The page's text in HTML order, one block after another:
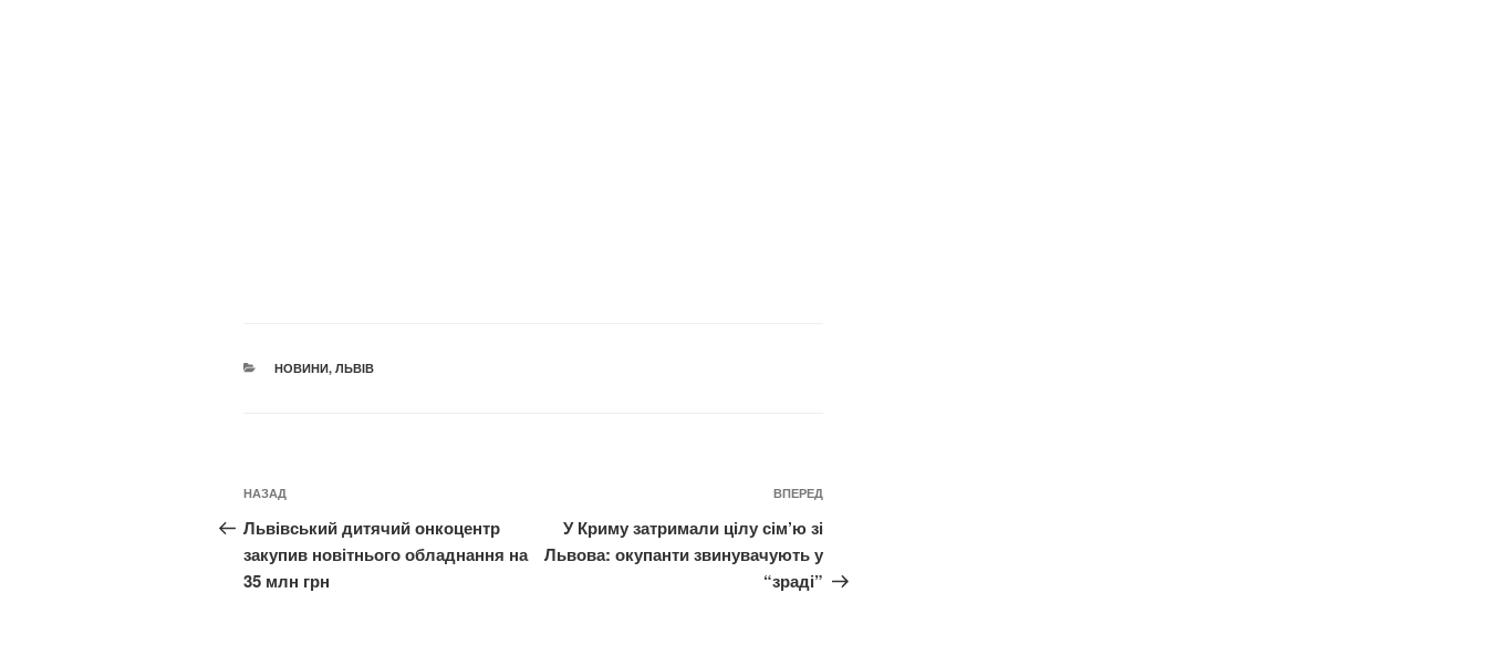
КАТЕГОРІЇ
НОВИНИ, ЛЬВІВ
Навігація
записів
Попередній
запис:
НАЗАД
Львівський дитячий онкоцентр
закупив новітнього обладнання на
35 млн грн
Наступний
ВПЕРЕД
У Криму затримали цілу сім’ю зі
Львова: окупанти звинувачують у
“зраді”